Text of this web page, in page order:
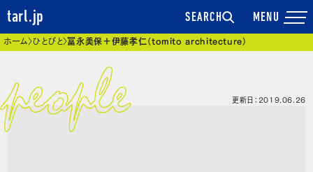
tarl.jp SEARCH
現在位置
ホーム ひとびと 冨永美保＋伊藤孝仁（tomito architecture）
更新日：2019.06.26